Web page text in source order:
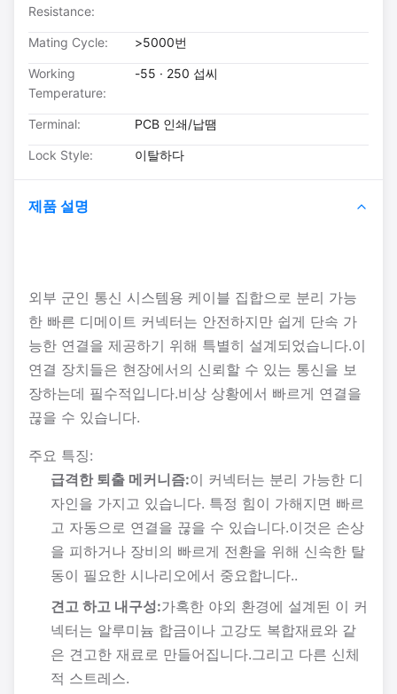
Resistance:
Mating Cycle: >5000번
Working
Temperature:
-55 · 250 섭씨
Terminal: PCB 인쇄/납땜
Lock Style: 이탈하다
제품 설명
외부 군인 통신 시스템용 케이블 집합으로 분리 가능
한 빠른 디메이트 커넥터는 안전하지만 쉽게 단속 가
능한 연결을 제공하기 위해 특별히 설계되었습니다.이
연결 장치들은 현장에서의 신뢰할 수 있는 통신을 보
장하는데 필수적입니다.비상 상황에서 빠르게 연결을
끊을 수 있습니다.
주요 특징:
급격한 퇴출 메커니즘:이 커넥터는 분리 가능한 디
자인을 가지고 있습니다. 특정 힘이 가해지면 빠르
고 자동으로 연결을 끊을 수 있습니다.이것은 손상
을 피하거나 장비의 빠르게 전환을 위해 신속한 탈
동이 필요한 시나리오에서 중요합니다..
견고 하고 내구성:가혹한 야외 환경에 설계된 이 커
넥터는 알루미늄 합금이나 고강도 복합재료와 같
은 견고한 재료로 만들어집니다.그리고 다른 신체
적 스트레스.